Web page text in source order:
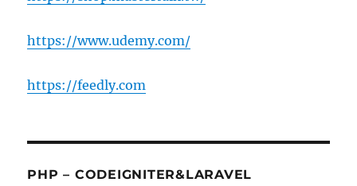
https://www.udemy.com/
https://feedly.com
PHP – CODEIGNITER&LARAVEL